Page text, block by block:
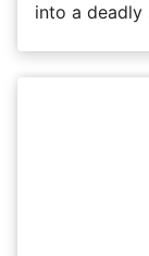
into a deadly